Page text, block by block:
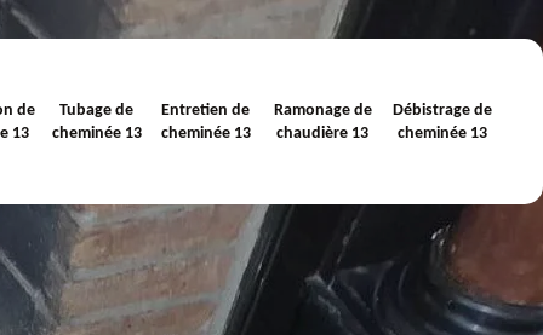
de
13
Tubage de
cheminée 13
Entretien de
cheminée 13
Ramonage de
chaudière 13
Débistrage de
cheminée 13